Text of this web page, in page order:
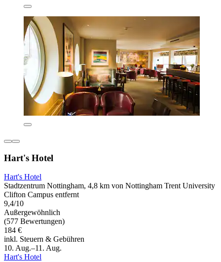
Hart's Hotel
Hart's Hotel
Stadtzentrum Nottingham, 4,8 km von Nottingham Trent University
Clifton Campus entfernt
9,4/10
Außergewöhnlich
(577 Bewertungen)
184 €
inkl. Steuern & Gebühren
10. Aug.–11. Aug.
Hart's Hotel